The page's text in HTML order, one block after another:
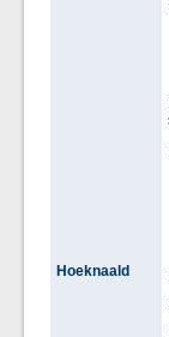
Hoeknaald